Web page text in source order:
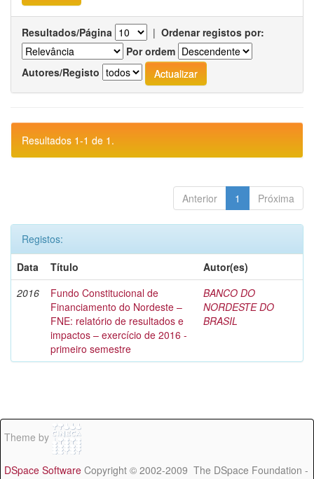
Resultados/Página | Ordenar registos por:
Por ordem
Autores/Registo
Resultados 1-1 de 1.
Anterior 1 Próxima
Registos:
Data
Título
Autor(es)
2016
Fundo Constitucional de
Financiamento do Nordeste –
FNE: relatório de resultados e
impactos – exercício de 2016 -
primeiro semestre
BANCO DO
NORDESTE DO
BRASIL
Theme by
DSpace Software Copyright © 2002-2009 The DSpace Foundation -